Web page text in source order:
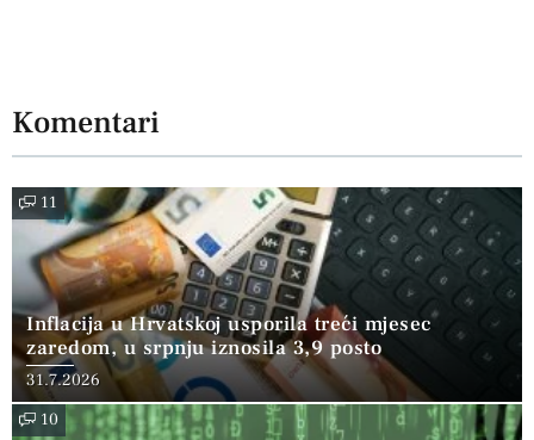
Komentari
11
Inflacija u Hrvatskoj usporila treći mjesec
zaredom, u srpnju iznosila 3,9 posto
31.7.2026
10